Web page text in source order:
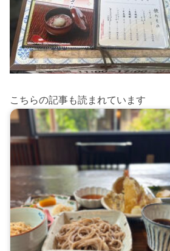
こちらの記事も読まれています